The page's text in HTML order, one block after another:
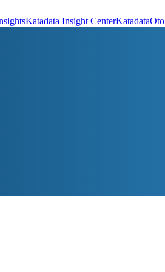
Katadata Insight CenterKatadataOto